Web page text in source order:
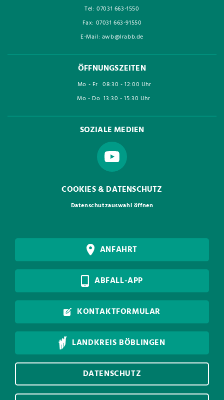
Tel: 07031 663-1550
Fax: 07031 663-91550
E-Mail: awb@lrabb.de
ÖFFNUNGSZEITEN
Mo - Fr 08:30 - 12:00 Uhr
Mo - Do 13:30 - 15:30 Uhr
SOZIALE MEDIEN
COOKIES & DATENSCHUTZ
Datenschutzauswahl öffnen
ANFAHRT
ABFALL-APP
KONTAKTFORMULAR
LANDKREIS BÖBLINGEN
DATENSCHUTZ